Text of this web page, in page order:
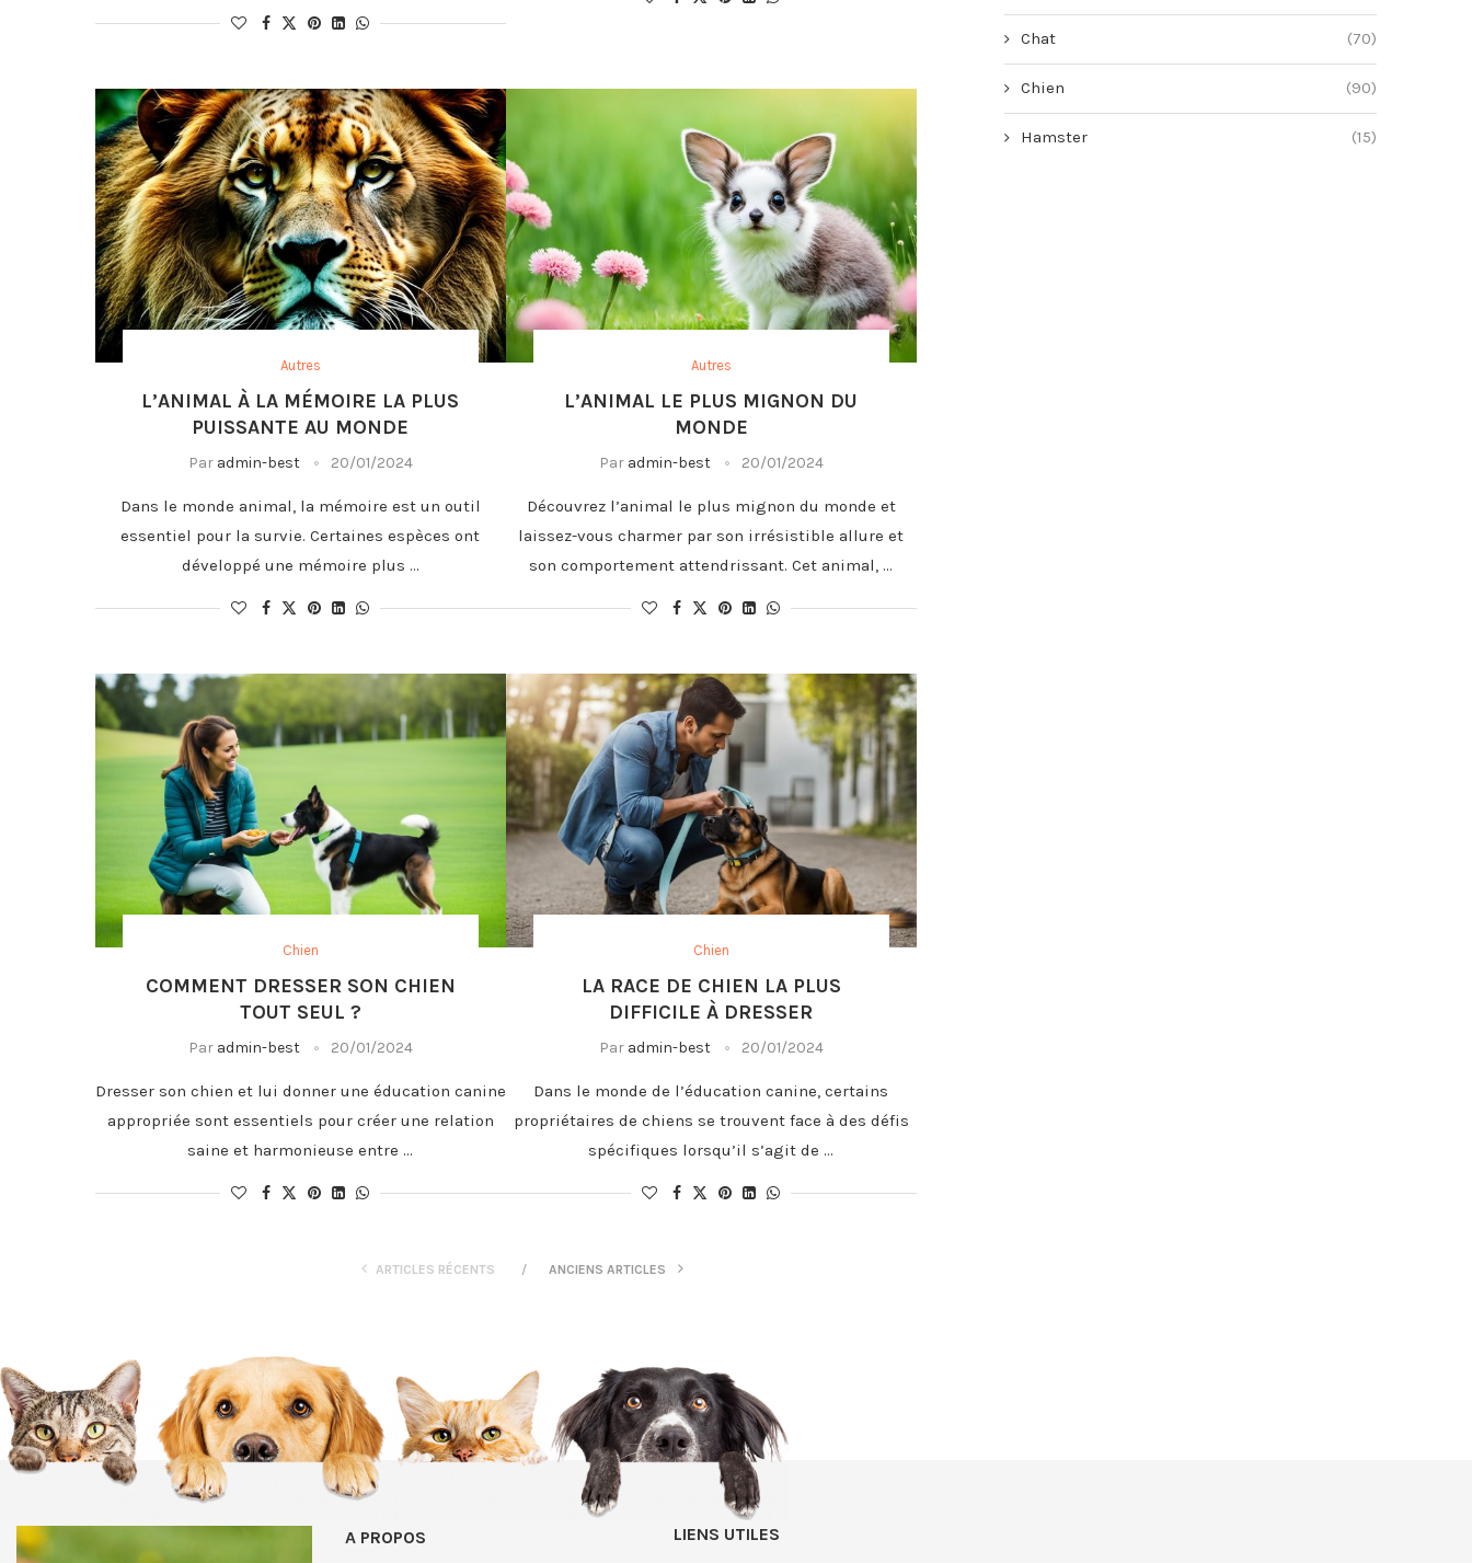
Autres
L’ANIMAL À LA MÉMOIRE LA PLUS
PUISSANTE AU MONDE
Par admin-best 20/01/2024
Dans le monde animal, la mémoire est un outil
essentiel pour la survie. Certaines espèces ont
développé une mémoire plus …
Autres
L’ANIMAL LE PLUS MIGNON DU
MONDE
Par admin-best 20/01/2024
Découvrez l’animal le plus mignon du monde et
laissez-vous charmer par son irrésistible allure et
son comportement attendrissant. Cet animal, …
Chien
COMMENT DRESSER SON CHIEN
TOUT SEUL ?
Par admin-best 20/01/2024
Dresser son chien et lui donner une éducation canine
appropriée sont essentiels pour créer une relation
saine et harmonieuse entre …
Chien
LA RACE DE CHIEN LA PLUS
DIFFICILE À DRESSER
Par admin-best 20/01/2024
Dans le monde de l’éducation canine, certains
propriétaires de chiens se trouvent face à des défis
spécifiques lorsqu’il s’agit de …
ARTICLES RÉCENTS ANCIENS ARTICLES
Chat (70)
Chien (90)
Hamster (15)
A PROPOS LIENS UTILES